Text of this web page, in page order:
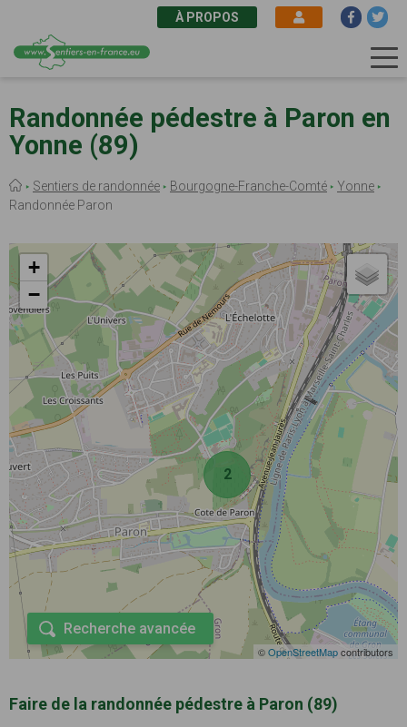
au
contenu
principal
À PROPOS
Randonnée pédestre à Paron en
Yonne (89)
Fil
d'Ariane
Sentiers de randonnée Bourgogne-Franche-Comté
Yonne
Randonnée Paron
2
+
−
©OpenStreetMapcontributors
Recherche avancée
Faire de la randonnée pédestre à Paron (89)